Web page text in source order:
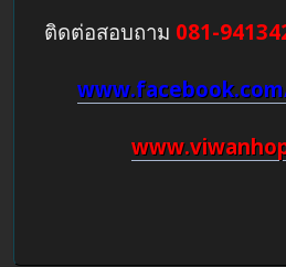
ติดต่อสอบถาม 081-